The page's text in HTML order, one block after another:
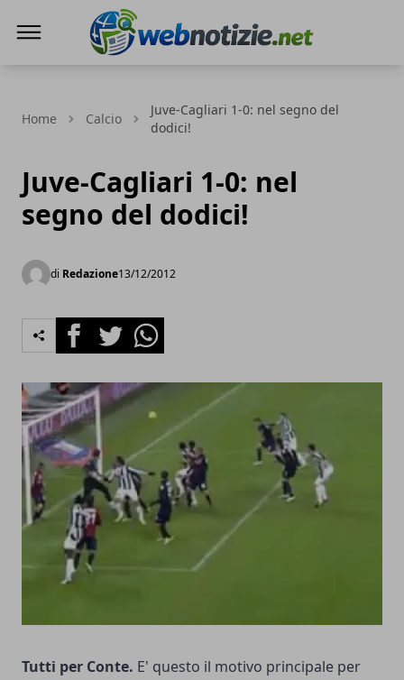
Home Calcio
Juve-Cagliari 1-0: nel segno del
dodici!
Juve-Cagliari 1-0: nel
segno del dodici!
di Redazione13/12/2012
FacebookTwitterWhatsapp
Tutti per Conte. E' questo il motivo principale per